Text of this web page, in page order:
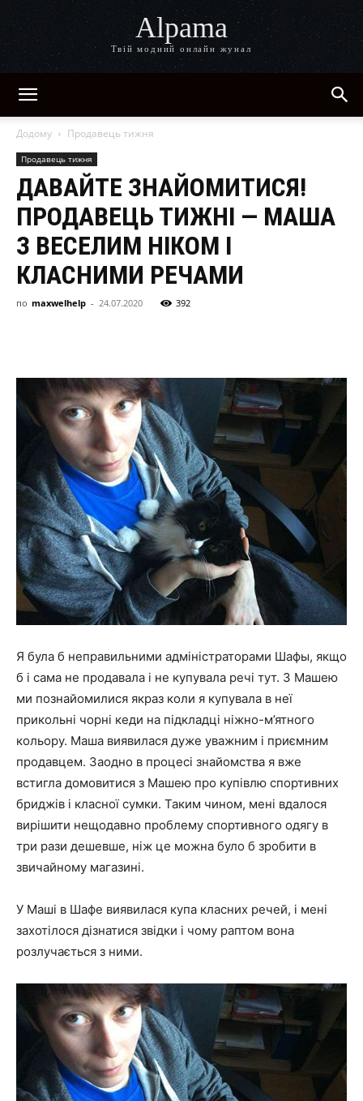
Alpama
Твій модний онлайн жунал
Додому Продавець тижня
Продавець тижня
ДАВАЙТЕ ЗНАЙОМИТИСЯ!
ПРОДАВЕЦЬ ТИЖНІ — МАША
З ВЕСЕЛИМ НІКОМ І
КЛАСНИМИ РЕЧАМИ
по maxwelhelp - 24.07.2020 392
Я була б неправильними адміністраторами Шафы, якщо
б і сама не продавала і не купувала речі тут. З Машею
ми познайомилися якраз коли я купувала в неї
прикольні чорні кеди на підкладці ніжно-м’ятного
кольору. Маша виявилася дуже уважним і приємним
продавцем. Заодно в процесі знайомства я вже
встигла домовитися з Машею про купівлю спортивних
бриджів і класної сумки. Таким чином, мені вдалося
вирішити нещодавно проблему спортивного одягу в
три рази дешевше, ніж це можна було б зробити в
звичайному магазині.
У Маші в Шафе виявилася купа класних речей, і мені
захотілося дізнатися звідки і чому раптом вона
розлучається з ними.